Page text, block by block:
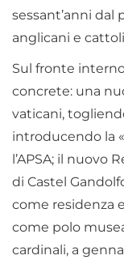
sessant’anni dal
anglicani e
Sul fronte
concrete: una
vaticani,
introducendo la
l’APSA; il nuovo
di Castel
come residenza
come polo
cardinali, a